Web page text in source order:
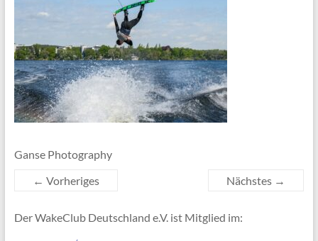
Ganse Photography
← Vorheriges
Nächstes →
Der WakeClub Deutschland e.V. ist Mitglied im: